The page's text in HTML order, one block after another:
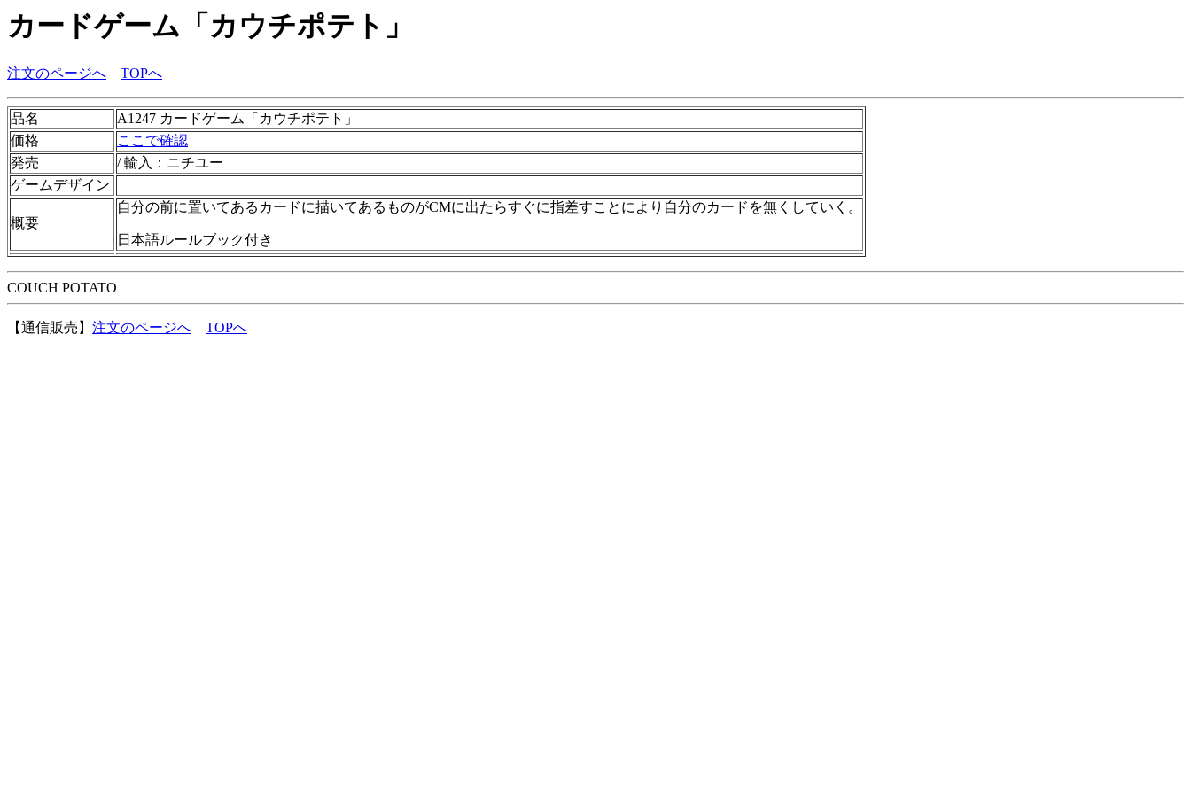
カードゲーム「カウチポテト」
注文のページへ TOPへ
品名
A1247 カードゲーム「カウチポテト」
価格
ここで確認
発売
/ 輸入：ニチユー
ゲームデザイン
概要
自分の前に置いてあるカードに描いてあるものがCMに出たらすぐに指差すことにより自分のカードを無くしていく。
日本語ルールブック付き
COUCH POTATO
【通信販売】 注文のページへ TOPへ